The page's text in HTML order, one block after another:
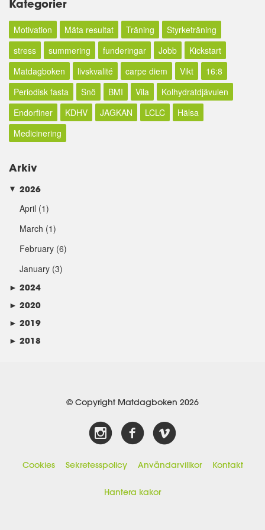
Kategorier
Motivation Mäta resultat Träning
Styrketräning
stress
summering funderingar Jobb
Kickstart
Matdagboken
livskvalité carpe diem Vikt
16:8
Periodisk fasta
Snö BMI Vila
Kolhydratdjävulen
Endorfiner
KDHV JAGKAN LCLC
Hälsa
Medicinering
Arkiv
► 2026
April (1)
March (1)
February (6)
January (3)
► 2024
► 2020
► 2019
► 2018
© Copyright Matdagboken 2026
Cookies Sekretesspolicy Användarvillkor Kontakt
Hantera kakor